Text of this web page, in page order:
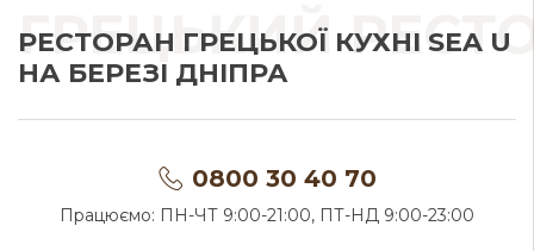
ГРЕЦЬКИЙ
РЕСТОРАН ГРЕЦЬКОЇ КУХНІ SEA U
НА БЕРЕЗІ ДНІПРА
0800 30 40 70
Працюємо: ПН-ЧТ 9:00-21:00, ПТ-НД 9:00-23:00